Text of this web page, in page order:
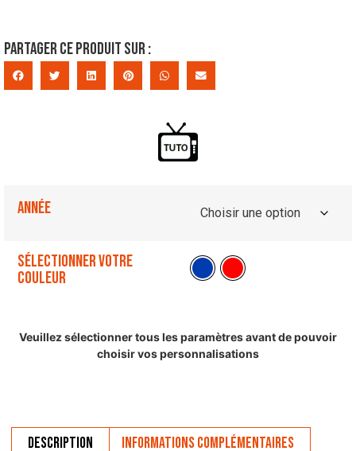
Partager ce produit sur :
Année
Sélectionner votre
couleur
Veuillez sélectionner tous les paramètres avant de pouvoir
choisir vos personnalisations
Description Informations complémentaires